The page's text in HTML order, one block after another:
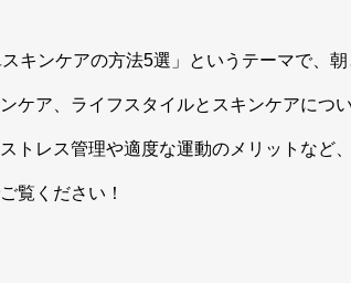
キンケアの方法5選」というテーマで、朝
ケア、ライフスタイルとスキンケアにつ
トレス管理や適度な運動のメリットなど
覧ください！